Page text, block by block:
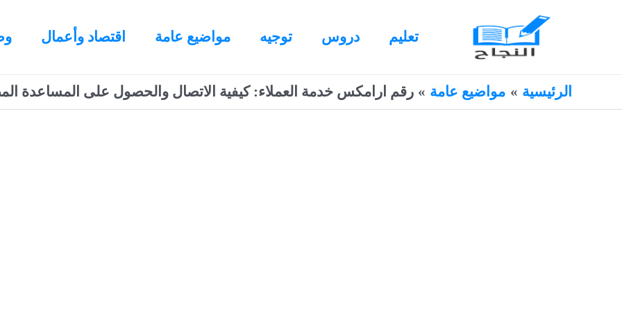
تعليم دروس توجيه مواضيع عامة اقتصاد وأعمال
الرئيسية مواضيع عامة رقم ارامكس خدمة العملاء: كيفية الاتصال والحصول على المساعدة